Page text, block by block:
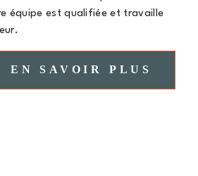
équipe est qualifiée et travaille
EN SAVOIR PLUS